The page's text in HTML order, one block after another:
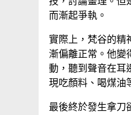
而漸起爭執。
實際上，梵谷的精
漸偏離正常。他變
動，聽到聲音在耳
現吃顏料、喝煤油
最後終於發生拿刀